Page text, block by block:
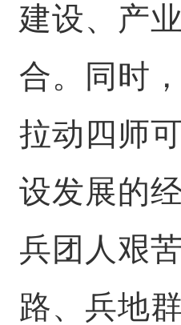
建设、产
合。同时
拉动四师
设发展的
兵团人艰
路、兵地